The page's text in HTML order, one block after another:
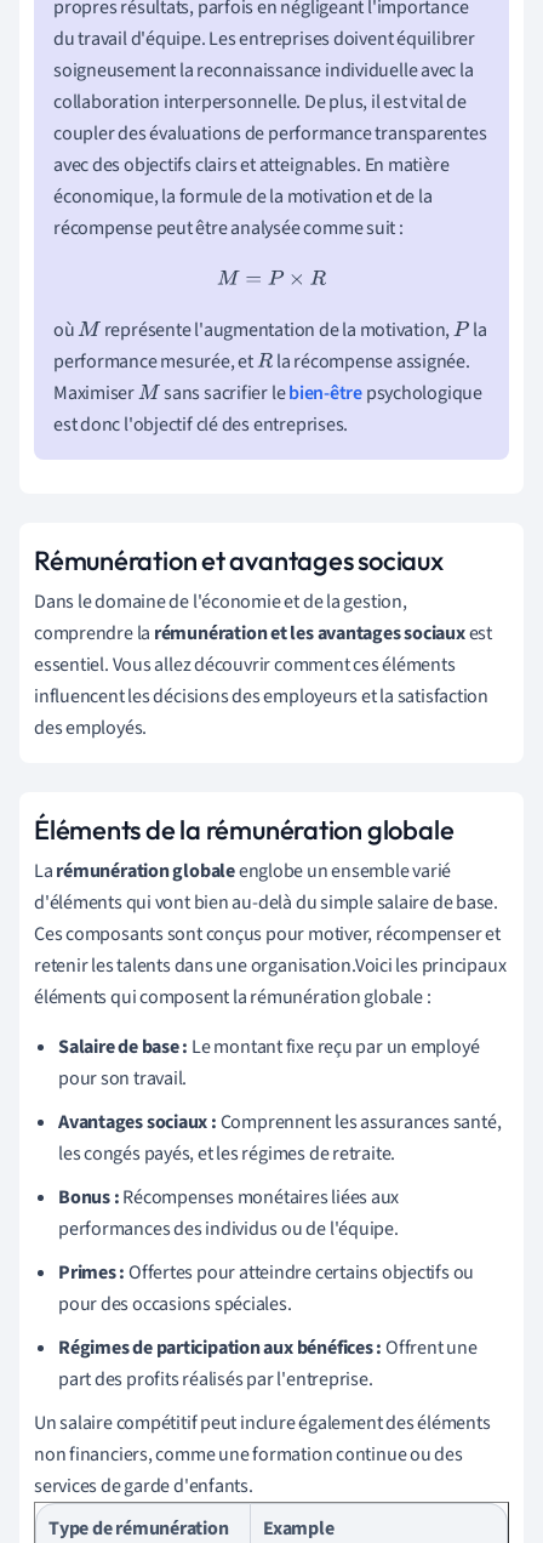
propres résultats, parfois en négligeant l'importance
du travail d'équipe. Les entreprises doivent équilibrer
soigneusement la reconnaissance individuelle avec la
collaboration interpersonnelle. De plus, il est vital de
coupler des évaluations de performance transparentes
avec des objectifs clairs et atteignables. En matière
économique, la formule de la motivation et de la
récompense peut être analysée comme suit :
M=P× R
oùM représente l'augmentation de la motivation,P la
performance mesurée, etR la récompense assignée.
MaximiserM sans sacrifier lebien-êtrepsychologique
est donc l'objectif clé des entreprises.
Rémunération et avantages sociaux
Dans le domaine de l'économie et de la gestion,
comprendre la rémunération et les avantages sociauxest
essentiel. Vous allez découvrir comment ces éléments
influencent les décisions des employeurs et la satisfaction
des employés.
Éléments de la rémunération globale
Larémunération globaleenglobe un ensemble varié
d'éléments qui vont bien au-delà du simple salaire de base.
Ces composants sont conçus pour motiver, récompenser et
retenir les talents dans une organisation.Voici les principaux
éléments qui composent la rémunération globale :
Salaire de base : Le montant fixe reçu par un employé
pour son travail.
Avantages sociaux :Comprennent les assurances santé,
les congés payés, et les régimes de retraite.
Bonus :Récompenses monétaires liées aux
performances des individus ou de l'équipe.
Primes :Offertes pour atteindre certains objectifs ou
pour des occasions spéciales.
Régimes de participation aux bénéfices :Offrent une
part des profits réalisés par l'entreprise.
Un salaire compétitif peut inclure également des éléments
non financiers, comme une formation continue ou des
services de garde d'enfants.
Type de rémunération
Example